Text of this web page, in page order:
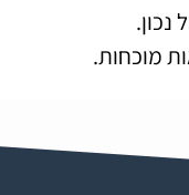
מוכחות.